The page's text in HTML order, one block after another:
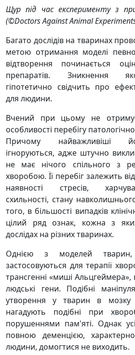
Щур під час експерименту з
(©Doctors Against Animal
Багато дослідів на тваринах
метою отримання моделі
відтворення починається
препаратів. Зникнення
гіпотетично свідчить про
для людини.
Вчений при цьому не
особливості перебігу
Причому найважливіші
ігноруються, адже штучно
не має нічого спільного з
хворобою. Її перебіг залежить
наявності стресів,
схильності, стану
того, в більшості випадків
цілий ряд ознак, кожна з
дослідах на різних тваринах.
Однією з моделей
застосовуються для терапії
трансгенні «миші Альцгеймера»,
людські гени. Подібні
утворення у тварин в
нагадують подібні при
порушеннями пам'яті. Однак
повною деменцією,
людини, домогтися не виходить.